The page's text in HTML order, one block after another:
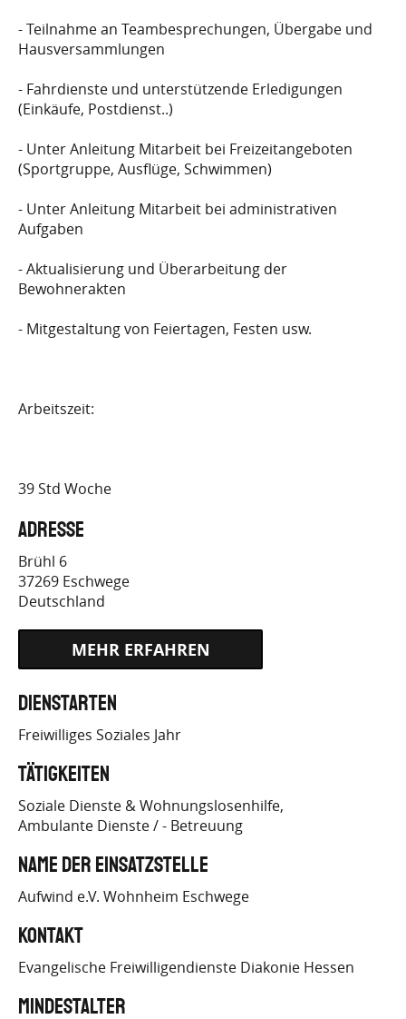
- Teilnahme an Teambesprechungen, Übergabe und
Hausversammlungen
- Fahrdienste und unterstützende Erledigungen
(Einkäufe, Postdienst..)
- Unter Anleitung Mitarbeit bei Freizeitangeboten
(Sportgruppe, Ausflüge, Schwimmen)
- Unter Anleitung Mitarbeit bei administrativen
Aufgaben
- Aktualisierung und Überarbeitung der
Bewohnerakten
- Mitgestaltung von Feiertagen, Festen usw.
Arbeitszeit:
39 Std Woche
Adresse
Brühl 6
37269 Eschwege
Deutschland
FREIWILLIG.DE/STELLEN/AUFWIND-
EV-WOHNHEIM-
ESCHWEGE/524288
Dienstarten
Freiwilliges Soziales Jahr
Tätigkeiten
Soziale Dienste & Wohnungslosenhilfe
Ambulante Dienste / - Betreuung
Name der Einsatzstelle
Aufwind e.V. Wohnheim Eschwege
Kontakt
Evangelische Freiwilligendienste Diakonie Hessen
Mindestalter